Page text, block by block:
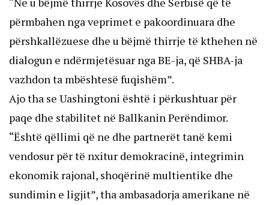
përmbahen nga veprimet e pakoordinuara dhe
përshkallëzuese dhe u bëjmë thirrje të kthehen në
dialogun e ndërmjetësuar nga BE-ja, që SHBA-ja
vazhdon ta mbështesë fuqishëm”.
Ajo tha se Uashingtoni është i përkushtuar për
paqe dhe stabilitet në Ballkanin Perëndimor.
“Është qëllimi që ne dhe partnerët tanë kemi
vendosur për të nxitur demokracinë, integrimin
ekonomik rajonal, shoqërinë multientike dhe
sundimin e ligjit”, tha ambasadorja amerikane në